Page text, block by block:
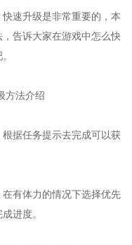
速升级是非常重要的，本
告诉大家在游戏中怎么快
方法介绍
据任务提示去完成可以获
有体力的情况下选择优先
进度。